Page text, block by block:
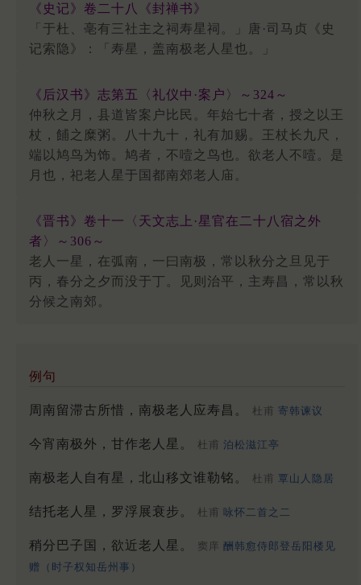
《史记》卷二十八《封禅书》
「于杜、亳有三社主之祠寿星祠。」唐·司马贞《史
记索隐》：「寿星，盖南极老人星也。」
《后汉书》志第五〈礼仪中·案户〉～324～
仲秋之月，县道皆案户比民。年始七十者，授之以王
杖，餔之糜粥。八十九十，礼有加赐。王杖长九尺，
端以鸠鸟为饰。鸠者，不噎之鸟也。欲老人不噎。是
月也，祀老人星于国都南郊老人庙。
《晋书》卷十一〈天文志上·星官在二十八宿之外
者〉～306～
老人一星，在弧南，一曰南极，常以秋分之旦见于
丙，春分之夕而没于丁。见则治平，主寿昌，常以秋
分候之南郊。
例句
周南留滞古所惜，南极老人应寿昌。 杜甫 寄韩谏议
今宵南极外，甘作老人星。 杜甫 泊松滋江亭
南极老人自有星，北山移文谁勒铭。 杜甫 覃山人隐居
结托老人星，罗浮展衰步。 杜甫 咏怀二首之二
稍分巴子国，欲近老人星。 窦庠 酬韩愈侍郎登岳阳楼见
赠（时子权知岳州事）